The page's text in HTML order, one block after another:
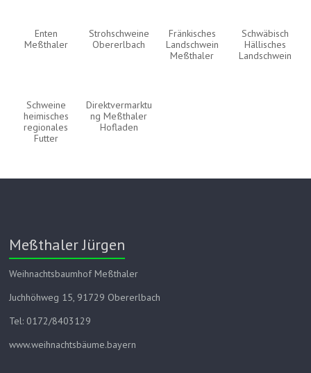
Enten
Meßthaler
Strohschweine
Obererlbach
Fränkisches
Landschwein
Meßthaler
Schwäbisch
Hällisches
Landschwein
Schweine
heimisches
regionales
Futter
Direktvermarktu
ng Meßthaler
Hofladen
Meßthaler Jürgen
Weihnachtsbaumhof Meßthaler
Juchhöhweg 15, 91729 Obererlbach
Tel: 0172/8403129
www.weihnachtsbäume.bayern